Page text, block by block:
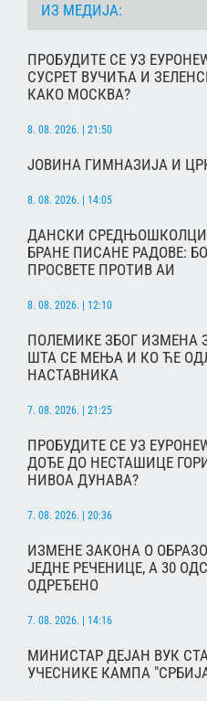
ИЗ МЕДИЈА:
ПРОБУДИТЕ СЕ УЗ
СУСРЕТ ВУЧИЋА И
КАКО МОСКВА?
8. 08. 2026. | 21:50
ЈОВИНА ГИМНАЗИЈА И
8. 08. 2026. | 14:05
ДАНСКИ
БРАНЕ ПИСАНЕ РАДОВЕ:
ПРОСВЕТЕ ПРОТИВ АИ
8. 08. 2026. | 12:10
ПОЛЕМИКЕ ЗБОГ ИЗМЕНА
ШТА СЕ МЕЊА И КО ЋЕ
НАСТАВНИКА
7. 08. 2026. | 21:25
ПРОБУДИТЕ СЕ УЗ
ДОЂЕ ДО НЕСТАШИЦЕ
НИВОА ДУНАВА?
7. 08. 2026. | 20:36
ИЗМЕНЕ ЗАКОНА О
ЈЕДНЕ РЕЧЕНИЦЕ, А 30
ОДРЕЂЕНО
7. 08. 2026. | 14:16
МИНИСТАР ДЕЈАН ВУК
УЧЕСНИКЕ КАМПА